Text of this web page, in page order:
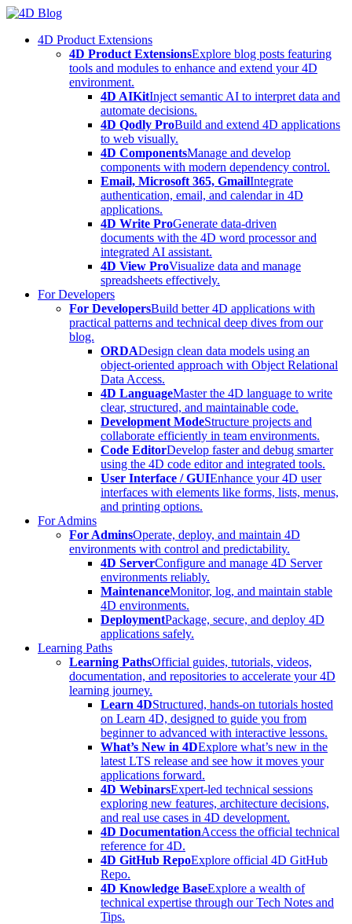
Skip
content4D Product Extensions
4D Product ExtensionsExplore blog posts featuring
tools and modules to enhance and extend your 4D
environment.
4D AIKitInject semantic AI to interpret data and
automate decisions.
4D Qodly ProBuild and extend 4D applications
to web visually.
4D ComponentsManage and develop
components with modern dependency control.
Email, Microsoft 365, GmailIntegrate
authentication, email, and calendar in 4D
applications.
4D Write ProGenerate data-driven
documents with the 4D word processor and
integrated AI assistant.
4D View ProVisualize data and manage
spreadsheets effectively.
For Developers
For DevelopersBuild better 4D applications with
practical patterns and technical deep dives from our
blog.
ORDADesign clean data models using an
object-oriented approach with Object Relational
Data Access.
4D LanguageMaster the 4D language to write
clear, structured, and maintainable code.
Development ModeStructure projects and
collaborate efficiently in team environments.
Code EditorDevelop faster and debug smarter
using the 4D code editor and integrated tools.
User Interface / GUIEnhance your 4D user
interfaces with elements like forms, lists, menus,
and printing options.
For Admins
For AdminsOperate, deploy, and maintain 4D
environments with control and predictability.
4D ServerConfigure and manage 4D Server
environments reliably.
MaintenanceMonitor, log, and maintain stable
4D environments.
DeploymentPackage, secure, and deploy 4D
applications safely.
Learning Paths
Learning PathsOfficial guides, tutorials, videos,
documentation, and repositories to accelerate your 4D
learning journey.
Learn 4DStructured, hands-on tutorials hosted
on Learn 4D, designed to guide you from
beginner to advanced with interactive lessons.
What’s New in 4DExplore what’s new in the
latest LTS release and see how it moves your
applications forward.
4D WebinarsExpert-led technical sessions
exploring new features, architecture decisions,
and real use cases in 4D development.
4D DocumentationAccess the official technical
reference for 4D.
4D GitHub RepoExplore official 4D GitHub
Repo.
4D Knowledge BaseExplore a wealth of
technical expertise through our Tech Notes and
Tips.